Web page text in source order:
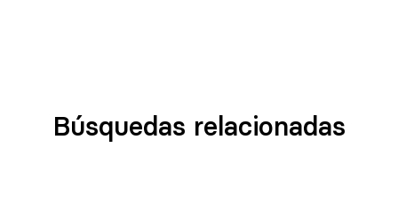
Búsquedas relacionadas